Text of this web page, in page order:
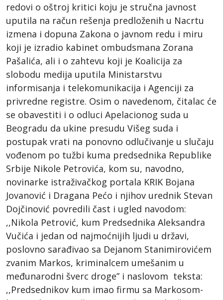
redovi o oštroj kritici koju je stručna javnost
uputila na račun rešenja predloženih u Nacrtu
izmena i dopuna Zakona o javnom redu i miru
koji je izradio kabinet ombudsmana Zorana
Pašalića, ali i o zahtevu koji je Koalicija za
slobodu medija uputila Ministarstvu
informisanja i telekomunikacija i Agenciji za
privredne registre. Osim o navedenom, čitalac će
se obavestiti i o odluci Apelacionog suda u
Beogradu da ukine presudu Višeg suda i
postupak vrati na ponovno odlučivanje u slučaju
vođenom po tužbi kuma predsednika Republike
Srbije Nikole Petrovića, kom su, navodno,
novinarke istraživačkog portala KRIK Bojana
Jovanović i Dragana Pećo i njihov urednik Stevan
Dojčinović povredili čast i ugled navodom:
,,Nikola Petrović, kum Predsednika Aleksandra
Vučića i jedan od najmoćnijih ljudi u državi,
poslovno sarađivao sa Dejanom Stanimirovićem
zvanim Markos, kriminalcem umešanim u
međunarodni šverc droge” i naslovom teksta:
,,Predsednikov kum imao firmu sa Markosom-